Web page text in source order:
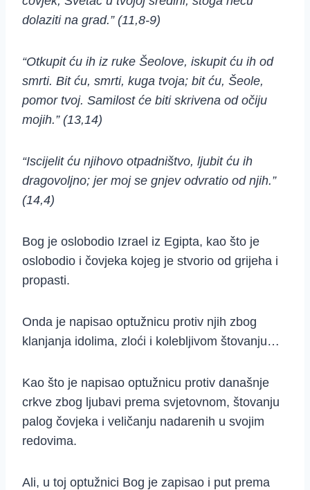
dolaziti na grad.” (11,8-9)
“Otkupit ću ih iz ruke Šeolove, iskupit ću ih od
smrti. Bit ću, smrti, kuga tvoja; bit ću, Šeole,
pomor tvoj. Samilost će biti skrivena od očiju
mojih.” (13,14)
“Iscijelit ću njihovo otpadništvo, ljubit ću ih
dragovoljno; jer moj se gnjev odvratio od njih.”
(14,4)
Bog je oslobodio Izrael iz Egipta, kao što je
oslobodio i čovjeka kojeg je stvorio od grijeha i
propasti.
Onda je napisao optužnicu protiv njih zbog
klanjanja idolima, zloći i kolebljivom štovanju…
Kao što je napisao optužnicu protiv današnje
crkve zbog ljubavi prema svjetovnom, štovanju
palog čovjeka i veličanju nadarenih u svojim
redovima.
Ali, u toj optužnici Bog je zapisao i put prema